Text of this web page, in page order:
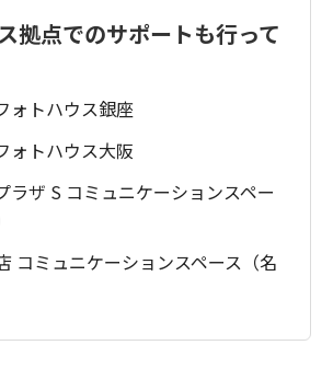
拠点でのサポートも行って
ォトハウス銀座
ォトハウス大阪
ラザ S コミュニケーションスペー
コミュニケーションスペース（名